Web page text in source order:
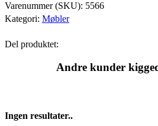
Varenummer (SKU): 5566
Kategori: Møbler
Del produktet:
Andre kunder
Ingen resultater..